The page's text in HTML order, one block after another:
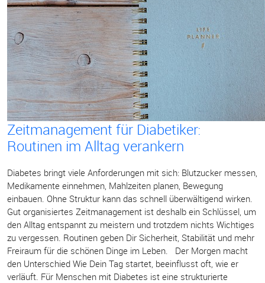
Zeitmanagement für Diabetiker:
Routinen im Alltag verankern
Diabetes bringt viele Anforderungen mit sich: Blutzucker messen,
Medikamente einnehmen, Mahlzeiten planen, Bewegung
einbauen. Ohne Struktur kann das schnell überwältigend wirken.
Gut organisiertes Zeitmanagement ist deshalb ein Schlüssel, um
den Alltag entspannt zu meistern und trotzdem nichts Wichtiges
zu vergessen. Routinen geben Dir Sicherheit, Stabilität und mehr
Freiraum für die schönen Dinge im Leben. Der Morgen macht
den Unterschied Wie Dein Tag startet, beeinflusst oft, wie er
verläuft. Für Menschen mit Diabetes ist eine strukturierte